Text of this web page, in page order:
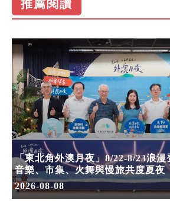
推薦閱讀
「東北角外澳月夜」8/22-8/23浪
音樂、市集、火舞與慢旅共度夏夜
2026-08-08